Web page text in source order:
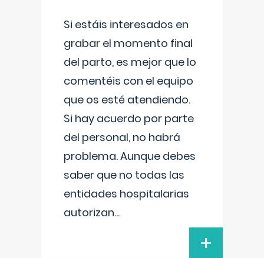
Si estáis interesados en
grabar el momento final
del parto, es mejor que lo
comentéis con el equipo
que os esté atendiendo.
Si hay acuerdo por parte
del personal, no habrá
problema. Aunque debes
saber que no todas las
entidades hospitalarias
autorizan...
+